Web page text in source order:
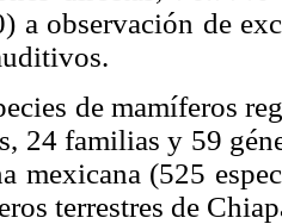
a observación de
de mamíferos
24 familias y 59
mexicana (525
terrestres de